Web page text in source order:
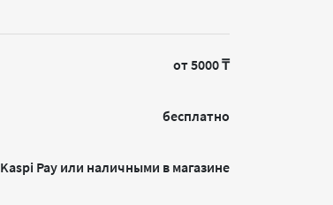
от 5000 ₸
бесплатно
Kaspi Pay или наличными в магазине